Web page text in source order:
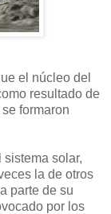
el núcleo del
resultado de
formaron
sistema solar,
la de otros
parte de su
por los